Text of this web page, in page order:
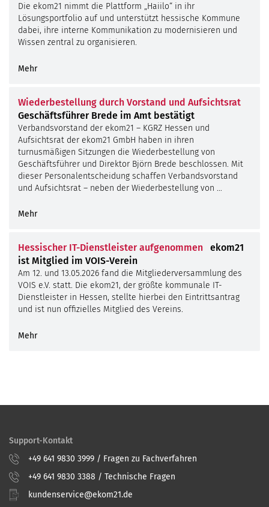
Die ekom21 nimmt die Plattform „Haiilo“ in ihr
Lösungsportfolio auf und unterstützt hessische Kommune
dabei, ihre interne Kommunikation zu modernisieren und
Wissen zentral zu organisieren.
Mehr
Wiederbestellung durch Vorstand und Aufsichtsrat
Geschäftsführer Brede im Amt bestätigt
Verbandsvorstand der ekom21 – KGRZ Hessen und
Aufsichtsrat der ekom21 GmbH haben in ihren
turnusmäßigen Sitzungen die Wiederbestellung von
Geschäftsführer und Direktor Björn Brede beschlossen. Mit
dieser Personalentscheidung schaffen Verbandsvorstand
und Aufsichtsrat – neben der Wiederbestellung von …
Mehr
Hessischer IT-Dienstleister aufgenommen
ekom21
ist Mitglied im VOIS-Verein
Am 12. und 13.05.2026 fand die Mitgliederversammlung des
VOIS e.V. statt. Die ekom21, der größte kommunale IT-
Dienstleister in Hessen, stellte hierbei den Eintrittsantrag
und ist nun offizielles Mitglied des Vereins.
Mehr
Support-Kontakt
+49 641 9830 3999 / Fragen zu Fachverfahren
+49 641 9830 3388 / Technische Fragen
kundenservice@ekom21.de